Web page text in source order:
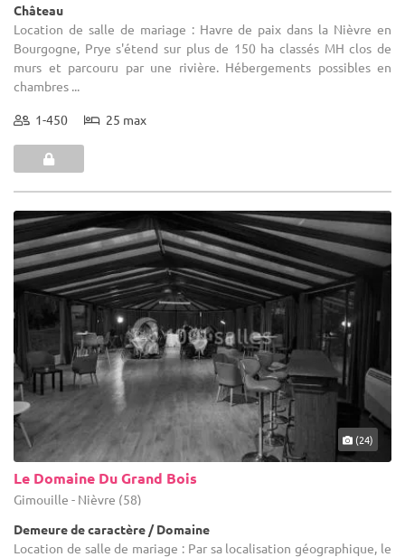
Château
Location de salle de mariage : Havre de paix dans la Nièvre en
Bourgogne, Prye s'étend sur plus de 150 ha classés MH clos de
murs et parcouru par une rivière. Hébergements possibles en
chambres ...
1-450 25 max
(24)
Le Domaine Du Grand Bois
Gimouille - Nièvre (58)
Demeure de caractère / Domaine
Location de salle de mariage : Par sa localisation géographique, le